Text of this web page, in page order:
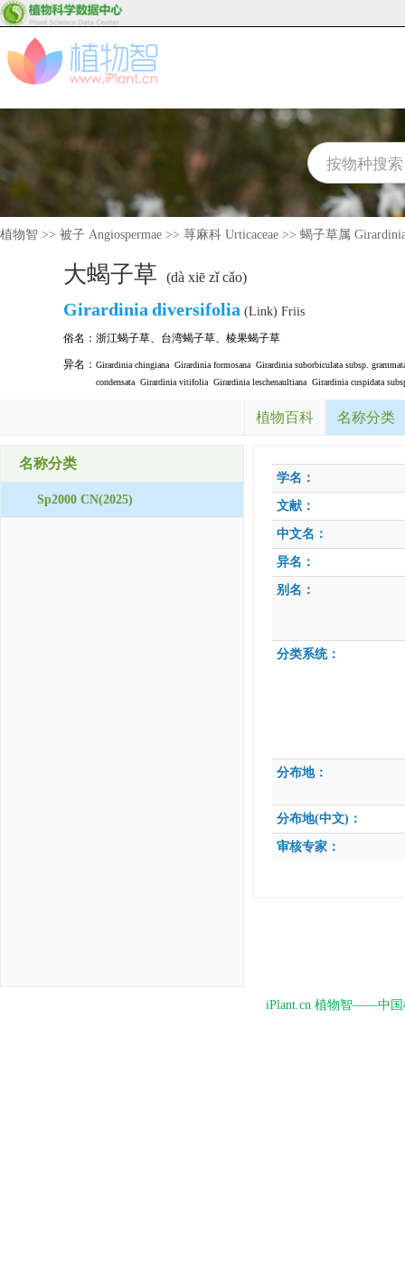
植物智 >> 被子 Angiospermae >> 荨麻科 Urticaceae >> 蝎子草属
大蝎子草 (dà xiē zǐ cǎo)
Girardinia diversifolia (Link) Friis
俗名： 浙江蝎子草、 台湾蝎子草、 棱果蝎子草
异名： Girardinia chingiana Girardinia formosana Girardinia suborbiculata subsp.
condensata Girardinia vitifolia Girardinia leschenaultiana Girardinia cuspidata
植物百科 名称分类
名称分类
Sp2000 CN(2025)
学名：
文献：
中文名：
异名：
别名：
分类系统：
分布地：
分布地(中文)：
审核专家：
iPlant.cn 植物智——中国